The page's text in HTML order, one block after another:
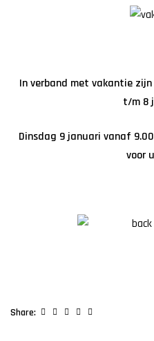
In verband met vakantie
t/m 8
Dinsdag 9 januari vanaf
voor
Share: Facebook
TwitterLinkedinGoogle+